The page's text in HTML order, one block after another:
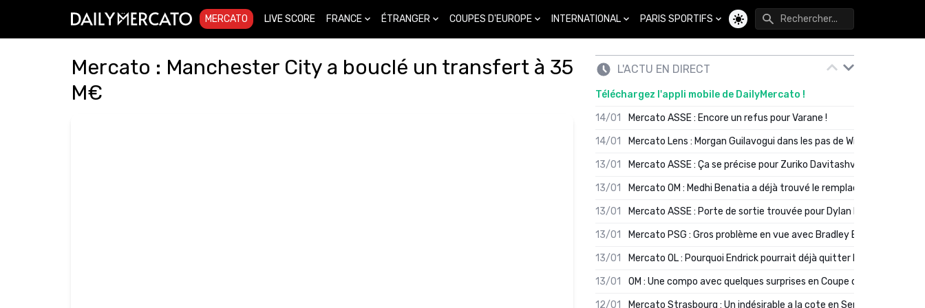
MERCATO LIVE SCORE FRANCE ÉTRANGER COUPES D'EUROPE INTERNATIONAL PARIS SPORTIFS
Changer de thème
Mercato : Manchester City a bouclé un transfert à 35
M€
L'ACTU EN DIRECT
Téléchargez l'appli mobile de DailyMercato !
14/01
Mercato ASSE : Encore un refus pour Varane !
14/01
Mercato Lens : Morgan Guilavogui dans les pas de Will Still ?
13/01
Mercato ASSE : Ça se précise pour Zuriko Davitashvili
13/01
Mercato OM : Medhi Benatia a déjà trouvé le remplaçant de Robinio
13/01
Mercato ASSE : Porte de sortie trouvée pour Dylan Batubinsika
13/01
Mercato PSG : Gros problème en vue avec Bradley Barcola ?
13/01
Mercato OL : Pourquoi Endrick pourrait déjà quitter Lyon en janvier
13/01
OM : Une compo avec quelques surprises en Coupe de France
12/01
Mercato Strasbourg : Un indésirable a la cote en Serie A